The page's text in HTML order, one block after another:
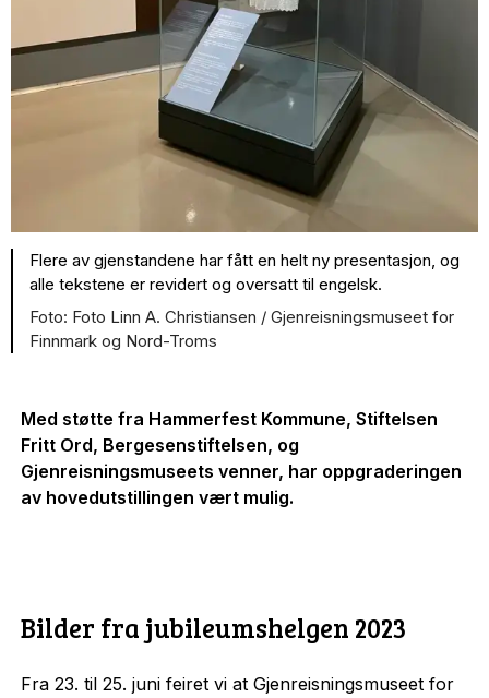
Flere av gjenstandene har fått en helt ny presentasjon, og
alle tekstene er revidert og oversatt til engelsk.
Foto Linn A. Christiansen / Gjenreisningsmuseet for
Finnmark og Nord-Troms
Med støtte fra Hammerfest Kommune, Stiftelsen
Fritt Ord, Bergesenstiftelsen, og
Gjenreisningsmuseets venner, har oppgraderingen
av hovedutstillingen vært mulig.
Bilder fra jubileumshelgen 2023
Fra 23. til 25. juni feiret vi at Gjenreisningsmuseet for